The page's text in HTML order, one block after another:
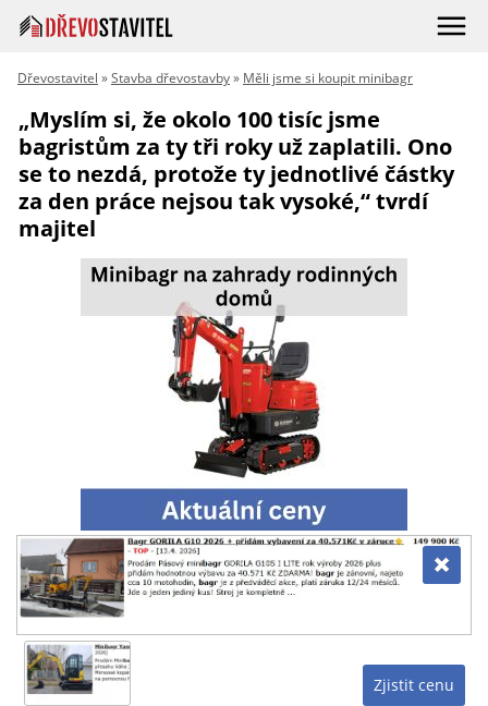
Dřevostavitel »Stavba dřevostavby» Měli jsme si koupit minibagr
„Myslím si, že okolo 100 tisíc jsme
bagristům za ty tři roky už zaplatili. Ono
se to nezdá, protože ty jednotlivé částky
za den práce nejsou tak vysoké,“ tvrdí
majitel
Zjistit cenu